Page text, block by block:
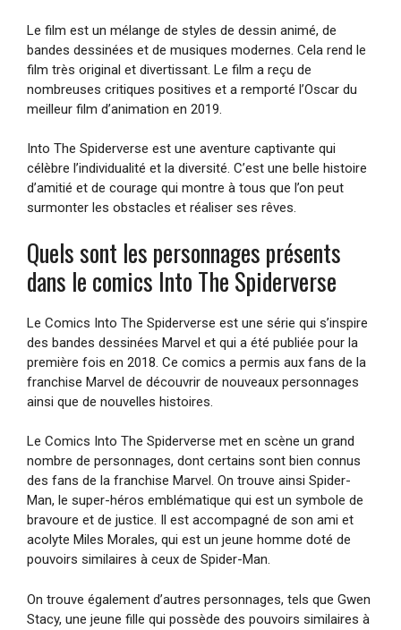
Le film est un mélange de styles de dessin animé, de
bandes dessinées et de musiques modernes. Cela rend le
film très original et divertissant. Le film a reçu de
nombreuses critiques positives et a remporté l’Oscar du
meilleur film d’animation en 2019.
Into The Spiderverse est une aventure captivante qui
célèbre l’individualité et la diversité. C’est une belle histoire
d’amitié et de courage qui montre à tous que l’on peut
surmonter les obstacles et réaliser ses rêves.
Quels sont les personnages présents
dans le comics Into The Spiderverse
Le Comics Into The Spiderverse est une série qui s’inspire
des bandes dessinées Marvel et qui a été publiée pour la
première fois en 2018. Ce comics a permis aux fans de la
franchise Marvel de découvrir de nouveaux personnages
ainsi que de nouvelles histoires.
Le Comics Into The Spiderverse met en scène un grand
nombre de personnages, dont certains sont bien connus
des fans de la franchise Marvel. On trouve ainsi Spider-
Man, le super-héros emblématique qui est un symbole de
bravoure et de justice. Il est accompagné de son ami et
acolyte Miles Morales, qui est un jeune homme doté de
pouvoirs similaires à ceux de Spider-Man.
On trouve également d’autres personnages, tels que Gwen
Stacy, une jeune fille qui possède des pouvoirs similaires à